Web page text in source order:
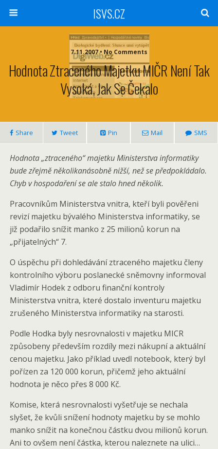
ISVS.CZ
7.11.2007 • No Comments
Hodnota Ztraceného Majetku MIČR Není Tak
Vysoká, Jak Se Čekalo
Share Tweet Pin Mail SMS
Hodnota „ztraceného“ majetku Ministerstva informatiky
bude zřejmě několikanásobně nižší, než se předpokládalo.
Chyb v hospodaření se ale stalo hned několik.
Pracovníkům Ministerstva vnitra, kteří byli pověřeni
revizí majetku bývalého Ministerstva informatiky, se
již podařilo snížit manko z 25 milionů korun na
„přijatelných“ 7.
O úspěchu při dohledávání ztraceného majetku členy
kontrolního výboru poslanecké sněmovny informoval
Vladimír Hodek z odboru finanční kontroly
Ministerstva vnitra, které dostalo inventuru majetku
zrušeného Ministerstva informatiky na starosti.
Podle Hodka byly nesrovnalosti v majetku MICR
způsobeny především rozdíly mezi nákupní a aktuální
cenou majetku. Jako příklad uvedl notebook, který byl
pořízen za 120 000 korun, přičemž jeho aktuální
hodnota je něco přes 8 000 Kč.
Komise, která nesrovnalosti vyšetřuje se nechala
slyšet, že kvůli snížení hodnoty majetku by se mohlo
manko snížit na konečnou částku dvou milionů korun.
Ani to ovšem není částka, kterou naleznete na ulici…